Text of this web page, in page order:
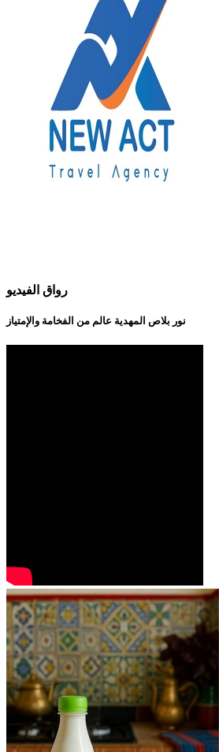
رواق الفيديو
نور بلاص المهدية عالم من الفخامة والإمتياز